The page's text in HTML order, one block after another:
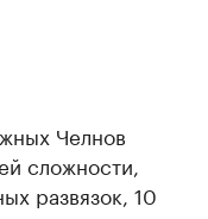
Челнов
сложности,
развязок, 10